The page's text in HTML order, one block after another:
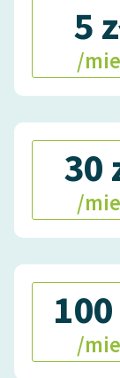
5
/
30
/
100
/